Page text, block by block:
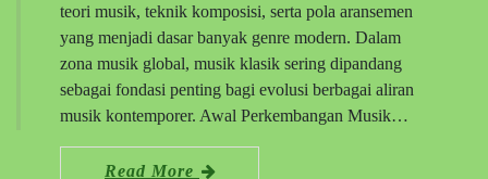
teori musik, teknik komposisi, serta pola aransemen
yang menjadi dasar banyak genre modern. Dalam
zona musik global, musik klasik sering dipandang
sebagai fondasi penting bagi evolusi berbagai aliran
musik kontemporer. Awal Perkembangan Musik…
Read More